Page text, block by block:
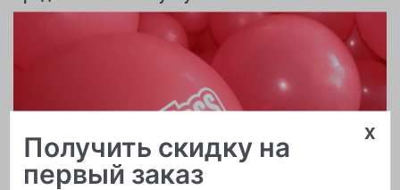
x
Получить скидку на
первый заказ